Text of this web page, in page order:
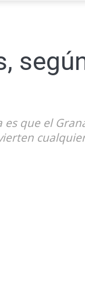
es que el